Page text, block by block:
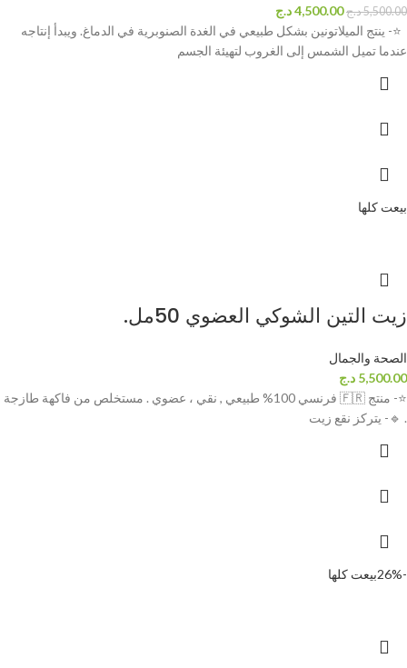
5,500.00د.ج 4,500.00د.ج
⭐- ينتج الميلاتونين بشكل طبيعي في الغدة الصنوبرية في الدماغ. ويبدأ إنتاجه
عندما تميل الشمس إلى الغروب لتهيئة الجسم
بيعت كلها
زيت التين الشوكي العضوي 50مل.
الصحة والجمال
5,500.00 د.ج
⭐- منتج 🇫🇷 فرنسي 100% طبيعي , نقي ، عضوي . مستخلص من فاكهة طازجة
. 🔹️- يتركز نقع زيت
-26% بيعت كلها